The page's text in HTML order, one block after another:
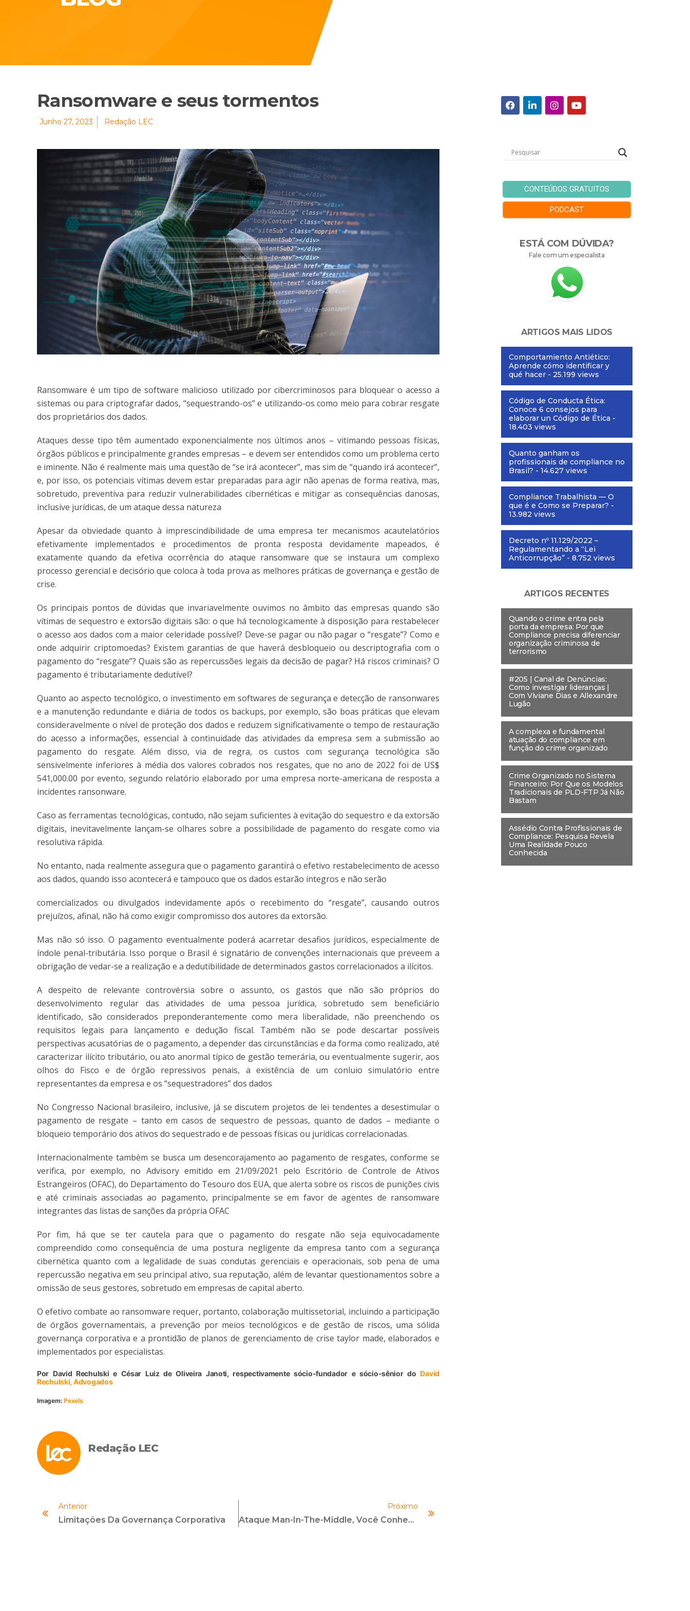
Ransomware e seus tormentos
Junho 27, 2023 Redação LEC
Ransomware é um tipo de software malicioso utilizado por cibercriminosos para bloquear o acesso a
sistemas ou para criptografar dados, “sequestrando-os” e utilizando-os como meio para cobrar resgate
dos proprietários dos dados.
Ataques desse tipo têm aumentado exponencialmente nos últimos anos – vitimando pessoas físicas,
órgãos públicos e principalmente grandes empresas – e devem ser entendidos como um problema certo
e iminente. Não é realmente mais uma questão de “se irá acontecer”, mas sim de “quando irá acontecer”,
e, por isso, os potenciais vítimas devem estar preparadas para agir não apenas de forma reativa, mas,
sobretudo, preventiva para reduzir vulnerabilidades cibernéticas e mitigar as consequências danosas,
inclusive jurídicas, de um ataque dessa natureza
Apesar da obviedade quanto à imprescindibilidade de uma empresa ter mecanismos acautelatórios
efetivamente implementados e procedimentos de pronta resposta devidamente mapeados, é
exatamente quando da efetiva ocorrência do ataque ransomware que se instaura um complexo
processo gerencial e decisório que coloca à toda prova as melhores práticas de governança e gestão de
crise.
Os principais pontos de dúvidas que invariavelmente ouvimos no âmbito das empresas quando são
vítimas de sequestro e extorsão digitais são: o que há tecnologicamente à disposição para restabelecer
o acesso aos dados com a maior celeridade possível? Deve-se pagar ou não pagar o “resgate”? Como e
onde adquirir criptomoedas? Existem garantias de que haverá desbloqueio ou descriptografia com o
pagamento do “resgate”? Quais são as repercussões legais da decisão de pagar? Há riscos criminais? O
pagamento é tributariamente dedutível?
Quanto ao aspecto tecnológico, o investimento em softwares de segurança e detecção de ransonwares
e a manutenção redundante e diária de todos os backups, por exemplo, são boas práticas que elevam
consideravelmente o nível de proteção dos dados e reduzem significativamente o tempo de restauração
do acesso a informações, essencial à continuidade das atividades da empresa sem a submissão ao
pagamento do resgate. Além disso, via de regra, os custos com segurança tecnológica são
sensivelmente inferiores à média dos valores cobrados nos resgates, que no ano de 2022 foi de US$
541,000.00 por evento, segundo relatório elaborado por uma empresa norte-americana de resposta a
incidentes ransonware.
Caso as ferramentas tecnológicas, contudo, não sejam suficientes à evitação do sequestro e da extorsão
digitais, inevitavelmente lançam-se olhares sobre a possibilidade de pagamento do resgate como via
resolutiva rápida.
No entanto, nada realmente assegura que o pagamento garantirá o efetivo restabelecimento de acesso
aos dados, quando isso acontecerá e tampouco que os dados estarão íntegros e não serão
comercializados ou divulgados indevidamente após o recebimento do “resgate”, causando outros
prejuízos, afinal, não há como exigir compromisso dos autores da extorsão.
Mas não só isso. O pagamento eventualmente poderá acarretar desafios jurídicos, especialmente de
índole penal-tributária. Isso porque o Brasil é signatário de convenções internacionais que preveem a
obrigação de vedar-se a realização e a dedutibilidade de determinados gastos correlacionados a ilícitos.
A despeito de relevante controvérsia sobre o assunto, os gastos que não são próprios do
desenvolvimento regular das atividades de uma pessoa jurídica, sobretudo sem beneficiário
identificado, são considerados preponderantemente como mera liberalidade, não preenchendo os
requisitos legais para lançamento e dedução fiscal. Também não se pode descartar possíveis
perspectivas acusatórias de o pagamento, a depender das circunstâncias e da forma como realizado, até
caracterizar ilícito tributário, ou ato anormal típico de gestão temerária, ou eventualmente sugerir, aos
olhos do Fisco e de órgão repressivos penais, a existência de um conluio simulatório entre
representantes da empresa e os “sequestradores” dos dados
No Congresso Nacional brasileiro, inclusive, já se discutem projetos de lei tendentes a desestimular o
pagamento de resgate – tanto em casos de sequestro de pessoas, quanto de dados – mediante o
bloqueio temporário dos ativos do sequestrado e de pessoas físicas ou jurídicas correlacionadas.
Internacionalmente também se busca um desencorajamento ao pagamento de resgates, conforme se
verifica, por exemplo, no Advisory emitido em 21/09/2021 pelo Escritório de Controle de Ativos
Estrangeiros (OFAC), do Departamento do Tesouro dos EUA, que alerta sobre os riscos de punições civis
e até criminais associadas ao pagamento, principalmente se em favor de agentes de ransomware
integrantes das listas de sanções da própria OFAC
Por fim, há que se ter cautela para que o pagamento do resgate não seja equivocadamente
compreendido como consequência de uma postura negligente da empresa tanto com a segurança
cibernética quanto com a legalidade de suas condutas gerenciais e operacionais, sob pena de uma
repercussão negativa em seu principal ativo, sua reputação, além de levantar questionamentos sobre a
omissão de seus gestores, sobretudo em empresas de capital aberto.
O efetivo combate ao ransomware requer, portanto, colaboração multissetorial, incluindo a participação
de órgãos governamentais, a prevenção por meios tecnológicos e de gestão de riscos, uma sólida
governança corporativa e a prontidão de planos de gerenciamento de crise taylor made, elaborados e
implementados por especialistas.
Por David Rechulski e César Luiz de Oliveira Janoti, respectivamente sócio-fundador e sócio-sênior doDavid
Rechulski, Advogados
Imagem:Pexels
Redação LEC
Anterior
Limitações Da Governança Corporativa
Próximo
Ataque Man-In-The-Middle, Você Conhece Este Tipo De Fraude?
CONTEÚDOS GRATUITOS
PODCAST
ESTÁ COM DÚVIDA?
Fale com um especialista
ARTIGOS MAIS LIDOS
Comportamiento Antiético:
Aprende cómo identificar y
qué hacer - 25.199 views
Código de Conducta Ética:
Conoce 6 consejos para
elaborar un Código de Ética -
18.403 views
Quanto ganham os
profissionais de compliance no
Brasil? - 14.627 views
Compliance Trabalhista — O
que é e Como se Preparar? -
13.982 views
Decreto nº 11.129/2022 –
Regulamentando a “Lei
Anticorrupção” - 8.752 views
ARTIGOS RECENTES
Quando o crime entra pela
porta da empresa: Por que
Compliance precisa diferenciar
organização criminosa de
terrorismo
#205 | Canal de Denúncias:
Como investigar lideranças |
Com Viviane Dias e Allexandre
Lugão
A complexa e fundamental
atuação do compliance em
função do crime organizado
Crime Organizado no Sistema
Financeiro: Por Que os Modelos
Tradicionais de PLD-FTP Já Não
Bastam
Assédio Contra Profissionais de
Compliance: Pesquisa Revela
Uma Realidade Pouco
Conhecida